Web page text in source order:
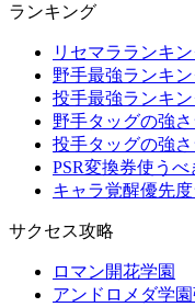
ランキング
リセマラランキ
野手最強ランキ
投手最強ランキ
野手タッグの強
投手タッグの強
PSR変換券使う
キャラ覚醒優先
サクセス攻略
ロマン開花学園
アンドロメダ学